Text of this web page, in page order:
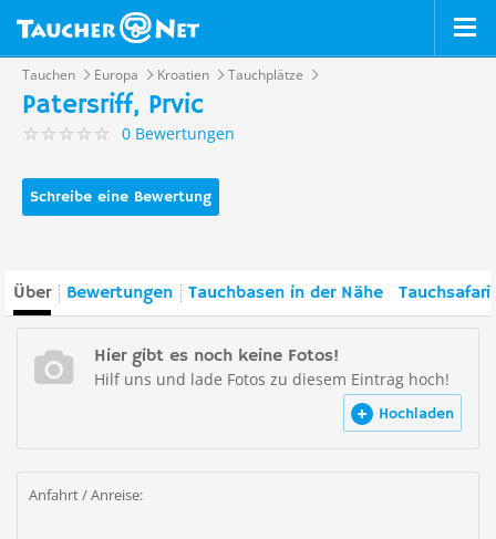
Tauchen Europa Kroatien Tauchplätze
Patersriff, Prvic
0 Bewertungen
Schreibe eine Bewertung
Über Bewertungen Tauchbasen in der Nähe
Hier gibt es noch keine Fotos!
Hilf uns und lade Fotos zu diesem Eintrag hoch!
Hochladen
Anfahrt / Anreise: